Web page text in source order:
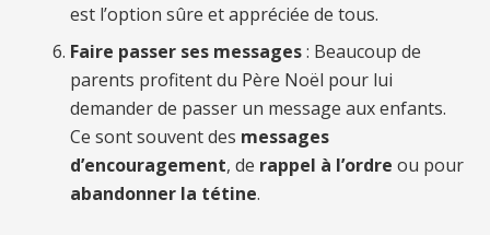
est l’option sûre et appréciée de tous.
Faire passer ses messages: Beaucoup de
parents profitent du Père Noël pour lui
demander de passer un message aux enfants.
Ce sont souvent des messages
d’encouragement, de rappel à l’ordre ou pour
abandonner la tétine.